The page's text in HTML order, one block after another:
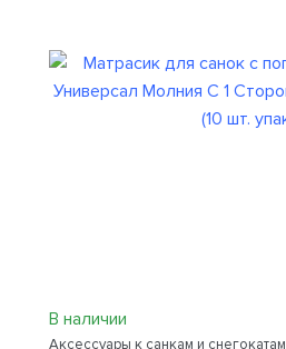
В наличии
Аксессуары к санкам и снегокатам